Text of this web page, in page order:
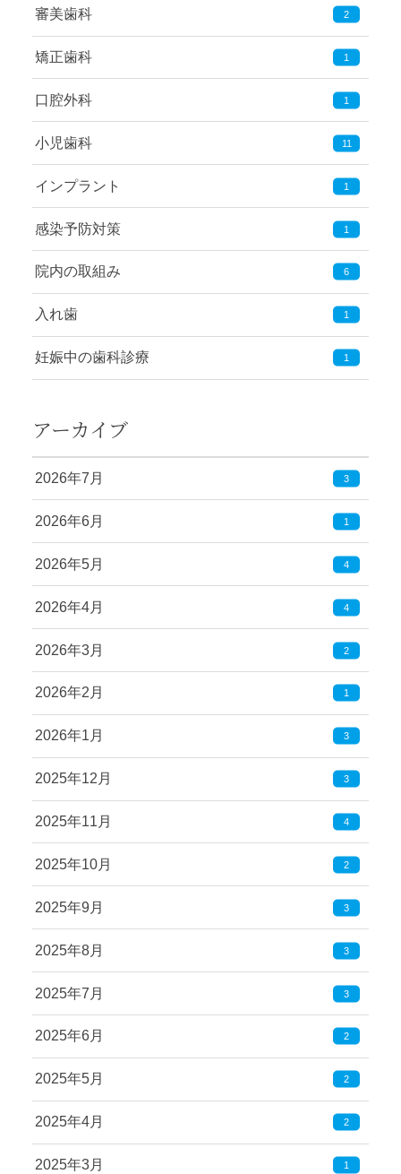
審美歯科 2
矯正歯科 1
口腔外科 1
小児歯科 11
インプラント 1
感染予防対策 1
院内の取組み 6
入れ歯 1
妊娠中の歯科診療 1
アーカイブ
2026年7月 3
2026年6月 1
2026年5月 4
2026年4月 4
2026年3月 2
2026年2月 1
2026年1月 3
2025年12月 3
2025年11月 4
2025年10月 2
2025年9月 3
2025年8月 3
2025年7月 3
2025年6月 2
2025年5月 2
2025年4月 2
2025年3月 1